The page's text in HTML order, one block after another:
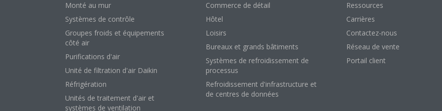
Monté au mur
Systèmes de contrôle
Groupes froids et équipements
côté air
Purifications d'air
Unité de filtration d'air Daikin
Réfrigération
Unités de traitement d'air et
systèmes de ventilation
Commerce de détail
Hôtel
Loisirs
Bureaux et grands bâtiments
Systèmes de refroidissement de
processus
Refroidissement d'infrastructure et
de centres de données
Ressources
Carrières
Contactez-nous
Réseau de vente
Portail client